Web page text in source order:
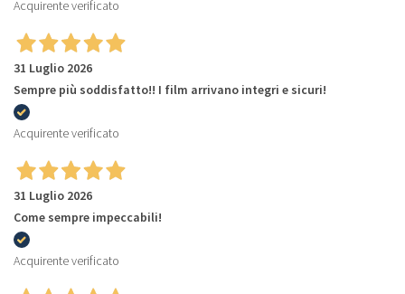
Acquirente verificato
31 Luglio 2026
Sempre più soddisfatto!! I film arrivano integri e sicuri!
Acquirente verificato
31 Luglio 2026
Come sempre impeccabili!
Acquirente verificato